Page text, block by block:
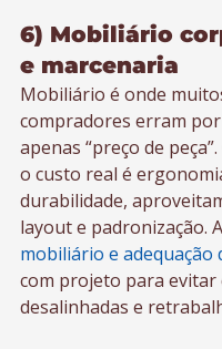
6) Mobiliário
e marcenaria
Mobiliário é onde
compradores erram
apenas “preço de
o custo real é
durabilidade,
layout e padronização.
mobiliário e adequação
com projeto para evitar
desalinhadas e